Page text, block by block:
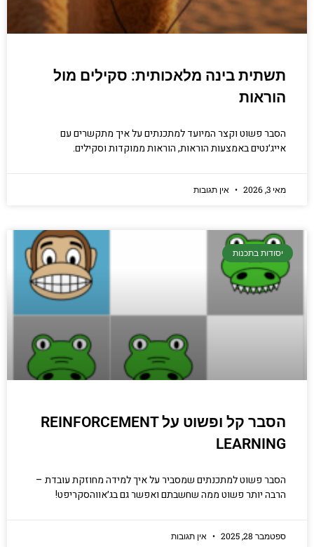
תשתית בינה מלאכותית: סקילים מול
הוראות
הסבר פשוט וקצר המיועד למתכנתים על איך מתקשרים עם
אייג׳נטים באמצעות הוראות, הוראות ממוקדות וסקילים.
מאי 3, 2026 אין תגובות
יסודות בתכנות
הסבר קל ופשוט על REINFORCEMENT
LEARNING
הסבר פשוט למתכנתים שמסביר על איך למידה מחוזקת עובדת –
הרבה יותר פשוט ממה שחשבתם ואפשר גם בג׳אווהסקריפט!
ספטמבר 28, 2025 אין תגובות